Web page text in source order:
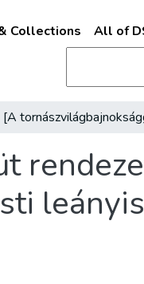
Collections All of